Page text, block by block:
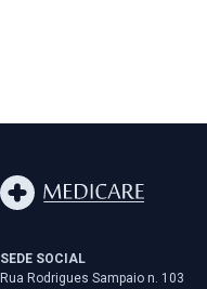
SEDE SOCIAL
Rua Rodrigues Sampaio n. 103